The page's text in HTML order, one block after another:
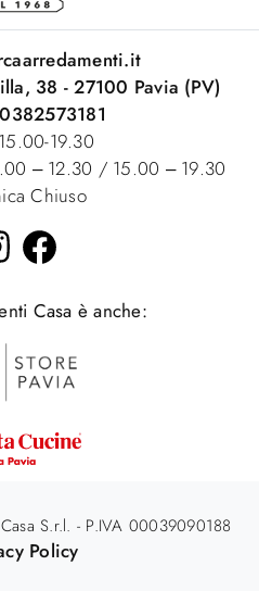
38 - 27100 Pavia (PV)
19.30
– 12.30 / 15.00 – 19.30
Chiuso
Casa è anche:
S.r.l. - P.IVA 00039090188
Policy